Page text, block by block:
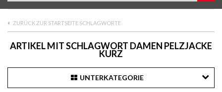
ZURÜCK ZUR STARTSEITE SCHLAGWORTE
ARTIKEL MIT SCHLAGWORT DAMEN PELZJACKE
KURZ
UNTERKATEGORIE